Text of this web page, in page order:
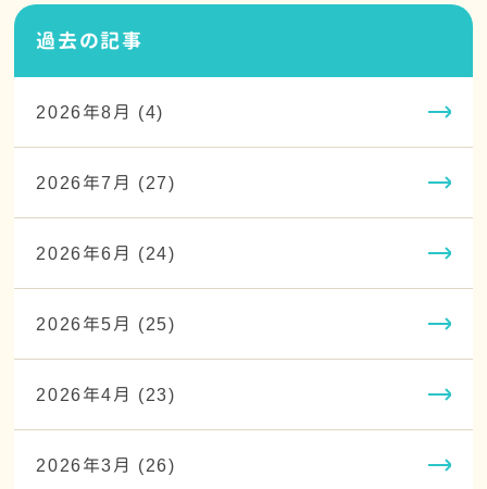
過去の記事
2026年8月 (4)
2026年7月 (27)
2026年6月 (24)
2026年5月 (25)
2026年4月 (23)
2026年3月 (26)